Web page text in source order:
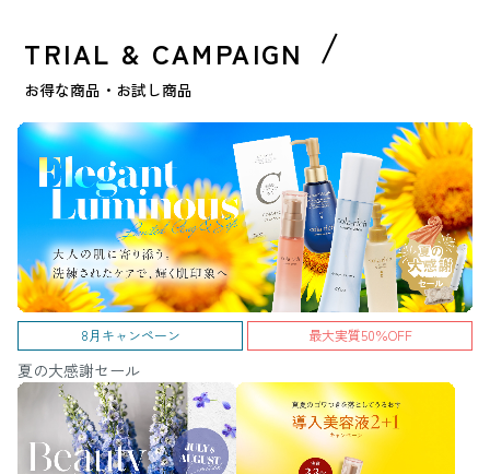
TRIAL & CAMPAIGN
お得な商品・お試し商品
8月キャンペーン 最大実質50％OFF
夏の大感謝セール